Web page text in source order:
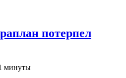
потерпел
минуты